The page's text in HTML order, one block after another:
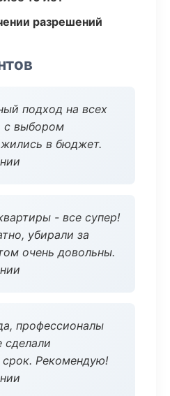
разрешений
подход на всех
с выбором
в бюджет.
- все супер!
убирали за
очень довольны.
профессионалы
сделали
срок. Рекомендую!